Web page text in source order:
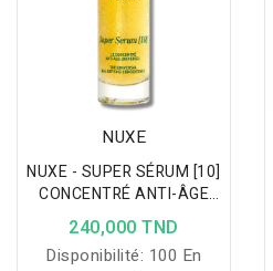
NUXE
NUXE - SUPER SÉRUM [10]
CONCENTRÉ ANTI-ÂGE
UNIVERSEL 30ML
240,000 TND
Disponibilité: 100 En